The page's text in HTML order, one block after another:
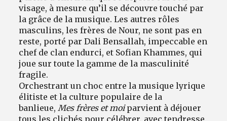
visage, à mesure qu’il se découvre touché par
la grâce de la musique. Les autres rôles
masculins, les frères de Nour, ne sont pas en
reste, porté par Dali Bensallah, impeccable en
chef de clan endurci, et Sofian Khammes, qui
joue sur toute la gamme de la masculinité
fragile.
Orchestrant un choc entre la musique lyrique
élitiste et la culture populaire de la
banlieue, Mes frères et moiparvient à déjouer
tous les clichés pour célébrer, avec tendresse